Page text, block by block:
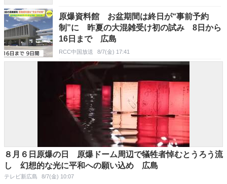
原爆資料館 お盆期間は終日が“事前予約
制”に 昨夏の大混雑受け初の試み 8日から
16日まで 広島
RCC中国放送 8/7(金) 17:41
８月６日原爆の日 原爆ドーム周辺で犠牲者悼むとうろう流
し 幻想的な光に平和への願い込め 広島
テレビ新広島 8/7(金) 10:07